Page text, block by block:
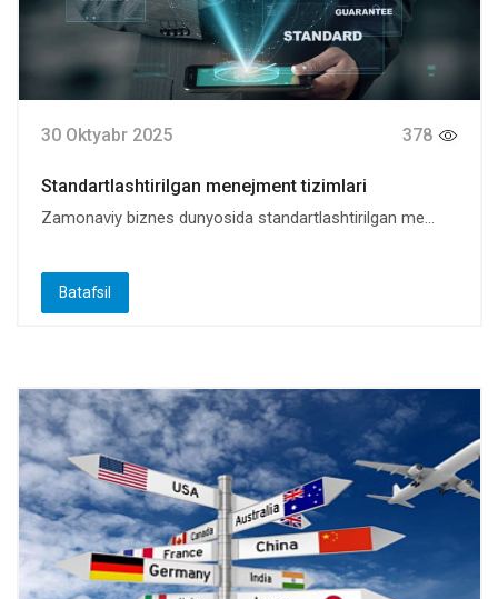
30 Oktyabr 2025 378
Standartlashtirilgan menejment tizimlari
Zamonaviy biznes dunyosida standartlashtirilgan me...
Batafsil